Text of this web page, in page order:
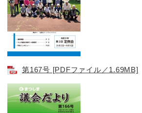
第167号 [PDFファイル／1.69MB]